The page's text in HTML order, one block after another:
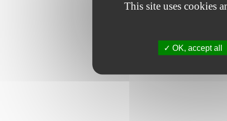
This site uses cookies
OK, accept all